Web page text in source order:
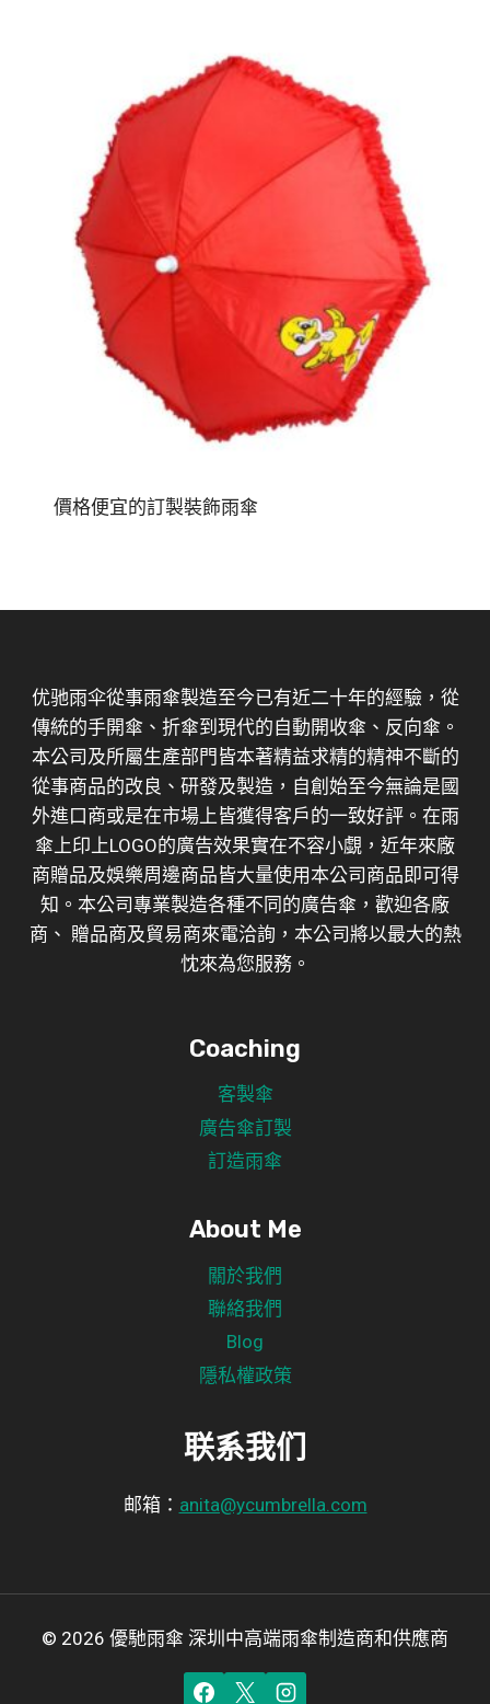
價格便宜的訂製裝飾雨傘
优驰雨伞從事雨傘製造至今已有近二十年的經驗，從
傳統的手開傘、折傘到現代的自動開收傘、反向傘。
本公司及所屬生產部門皆本著精益求精的精神不斷的
從事商品的改良、研發及製造，自創始至今無論是國
外進口商或是在市場上皆獲得客戶的一致好評。在雨
傘上印上LOGO的廣告效果實在不容小覷，近年來廠
商贈品及娛樂周邊商品皆大量使用本公司商品即可得
知。本公司專業製造各種不同的廣告傘，歡迎各廠
商、 贈品商及貿易商來電洽詢，本公司將以最大的熱
忱來為您服務。
Coaching
客製傘
廣告傘訂製
訂造雨傘
About Me
關於我們
聯絡我們
Blog
隱私權政策
联系我们
邮箱： anita@ycumbrella.com
© 2026 優馳雨傘 深圳中高端雨傘制造商和供應商